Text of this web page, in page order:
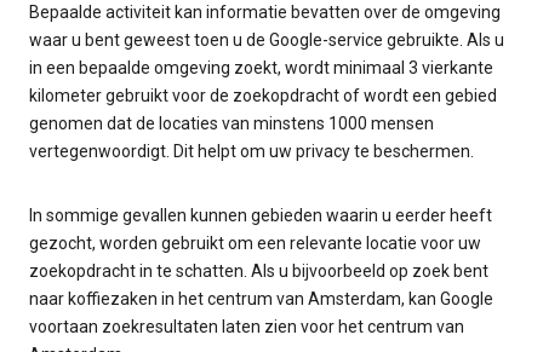
Bepaalde activiteit kan informatie bevatten over de omgeving
waar u bent geweest toen u de Google-service gebruikte. Als u
in een bepaalde omgeving zoekt, wordt minimaal 3 vierkante
kilometer gebruikt voor de zoekopdracht of wordt een gebied
genomen dat de locaties van minstens 1000 mensen
vertegenwoordigt. Dit helpt om uw privacy te beschermen.
In sommige gevallen kunnen gebieden waarin u eerder heeft
gezocht, worden gebruikt om een relevante locatie voor uw
zoekopdracht in te schatten. Als u bijvoorbeeld op zoek bent
naar koffiezaken in het centrum van Amsterdam, kan Google
voortaan zoekresultaten laten zien voor het centrum van